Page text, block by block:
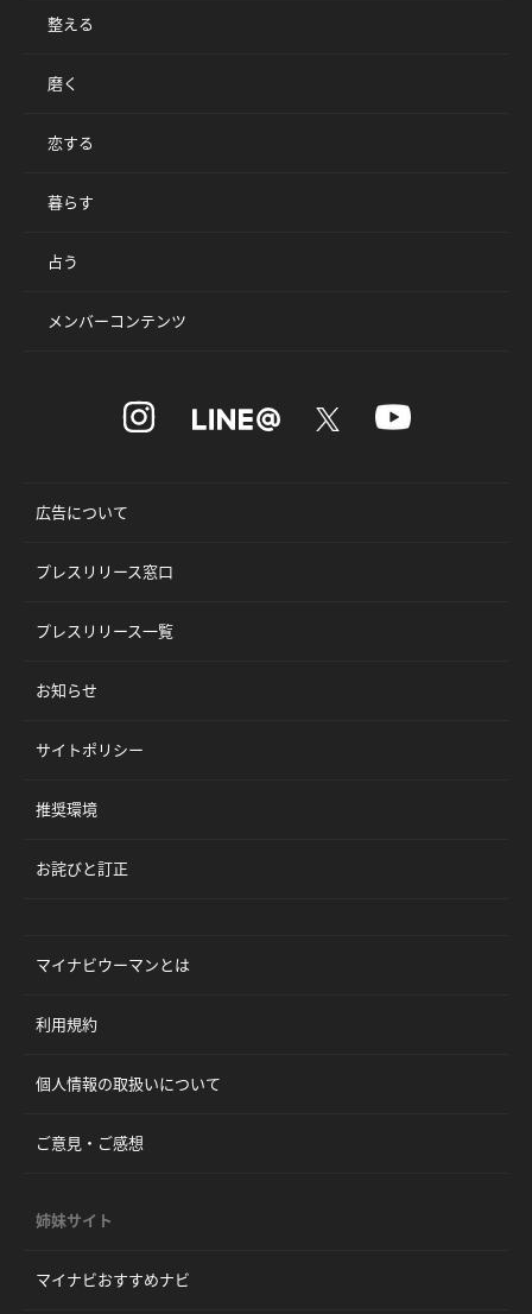
整える
磨く
恋する
暮らす
占う
メンバーコンテンツ
広告について
プレスリリース窓口
プレスリリース一覧
お知らせ
サイトポリシー
推奨環境
お詫びと訂正
マイナビウーマンとは
利用規約
個人情報の取扱いについて
ご意見・ご感想
姉妹サイト
マイナビおすすめナビ